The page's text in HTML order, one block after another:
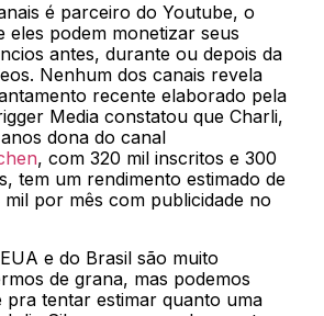
é parceiro do Youtube, o
eles podem monetizar seus
antes, durante ou depois da
Nenhum dos canais revela
recente elaborado pela
Media constatou que Charli,
dona do canal
, com 320 mil inscritos e 300
tem um rendimento estimado de
por mês com publicidade no
e do Brasil são muito
de grana, mas podemos
pra tentar estimar quanto uma